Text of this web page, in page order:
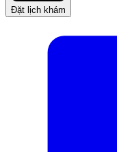
Đặt lịch khám